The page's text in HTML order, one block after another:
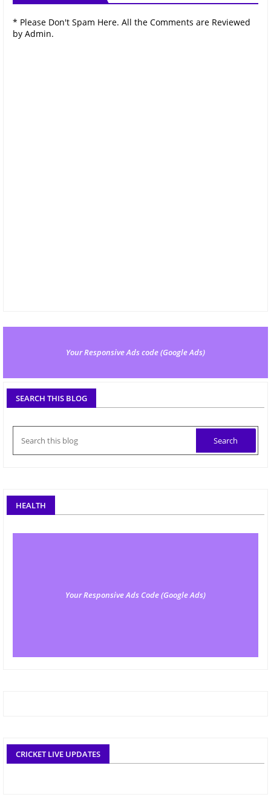
* Please Don't Spam Here. All the Comments are Reviewed
by Admin.
Your Responsive Ads code (Google Ads)
SEARCH THIS BLOG
HEALTH
Your Responsive Ads Code (Google Ads)
CRICKET LIVE UPDATES